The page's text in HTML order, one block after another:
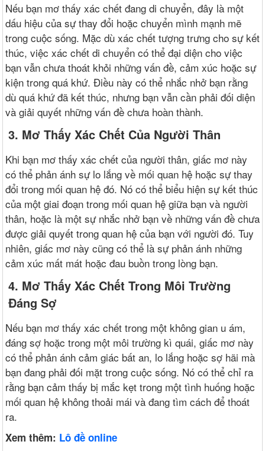
Nếu bạn mơ thấy xác chết đang di chuyển, đây là một
dấu hiệu của sự thay đổi hoặc chuyển mình mạnh mẽ
trong cuộc sống. Mặc dù xác chết tượng trưng cho sự kết
thúc, việc xác chết di chuyển có thể đại diện cho việc
bạn vẫn chưa thoát khỏi những vấn đề, cảm xúc hoặc sự
kiện trong quá khứ. Điều này có thể nhắc nhở bạn rằng
dù quá khứ đã kết thúc, nhưng bạn vẫn cần phải đối diện
và giải quyết những vấn đề chưa hoàn thành.
3. Mơ Thấy Xác Chết Của Người Thân
Khi bạn mơ thấy xác chết của người thân, giấc mơ này
có thể phản ánh sự lo lắng về mối quan hệ hoặc sự thay
đổi trong mối quan hệ đó. Nó có thể biểu hiện sự kết thúc
của một giai đoạn trong mối quan hệ giữa bạn và người
thân, hoặc là một sự nhắc nhở bạn về những vấn đề chưa
được giải quyết trong quan hệ của bạn với người đó. Tuy
nhiên, giấc mơ này cũng có thể là sự phản ánh những
cảm xúc mất mát hoặc đau buồn trong lòng bạn.
4. Mơ Thấy Xác Chết Trong Môi Trường
Đáng Sợ
Nếu bạn mơ thấy xác chết trong một không gian u ám,
đáng sợ hoặc trong một môi trường kì quái, giấc mơ này
có thể phản ánh cảm giác bất an, lo lắng hoặc sợ hãi mà
bạn đang phải đối mặt trong cuộc sống. Nó có thể chỉ ra
rằng bạn cảm thấy bị mắc kẹt trong một tình huống hoặc
mối quan hệ không thoải mái và đang tìm cách để thoát
ra.
Xem thêm: Lô đề online